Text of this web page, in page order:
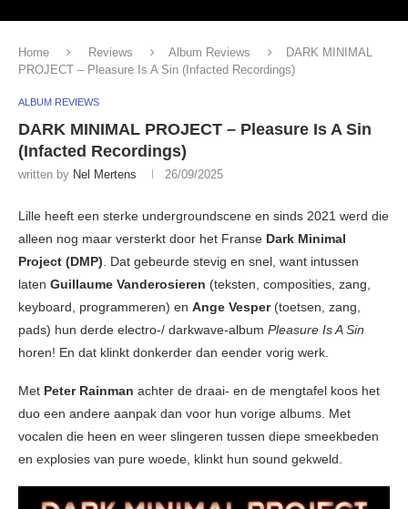
Home Reviews Album Reviews
DARK MINIMAL
PROJECT – Pleasure Is A Sin (Infacted Recordings)
ALBUM REVIEWS
DARK MINIMAL PROJECT – Pleasure Is A Sin
(Infacted Recordings)
written by Nel Mertens 26/09/2025
Lille heeft een sterke undergroundscene en sinds 2021 werd die
alleen nog maar versterkt door het Franse Dark Minimal
Project (DMP). Dat gebeurde stevig en snel, want intussen
laten Guillaume Vanderosieren (teksten, composities, zang,
keyboard, programmeren) en Ange Vesper(toetsen, zang,
pads) hun derde electro-/ darkwave-album Pleasure Is A Sin
horen! En dat klinkt donkerder dan eender vorig werk.
Met Peter Rainman achter de draai- en de mengtafel koos het
duo een andere aanpak dan voor hun vorige albums. Met
vocalen die heen en weer slingeren tussen diepe smeekbeden
en explosies van pure woede, klinkt hun sound gekweld.